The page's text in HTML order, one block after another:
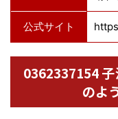
公式サイト
0362337154
のよ